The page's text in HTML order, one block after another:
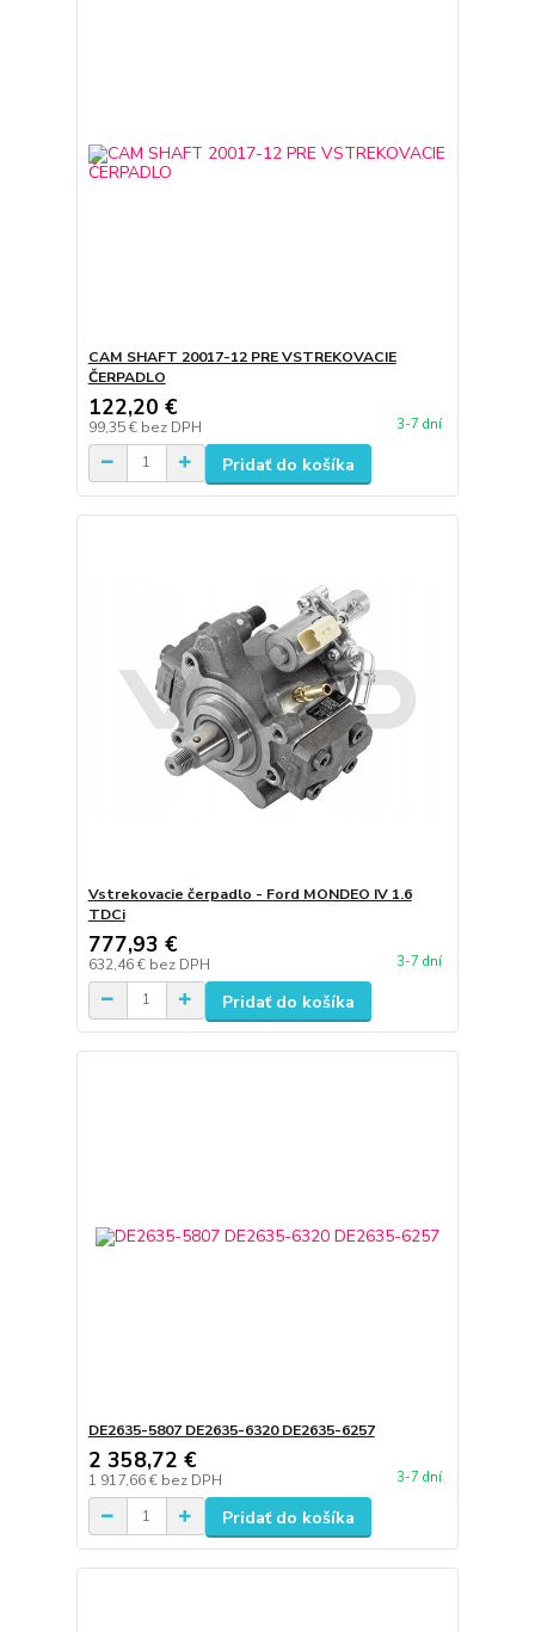
CAM SHAFT 20017-12 PRE VSTREKOVACIE
ČERPADLO
122,20 €
99,35 € bez DPH 3-7 dní
Pridať do košíka
Vstrekovacie čerpadlo - Ford MONDEO IV 1.6
TDCi
777,93 €
632,46 € bez DPH 3-7 dní
Pridať do košíka
DE2635-5807 DE2635-6320 DE2635-6257
2 358,72 €
1 917,66 € bez DPH 3-7 dní
Pridať do košíka